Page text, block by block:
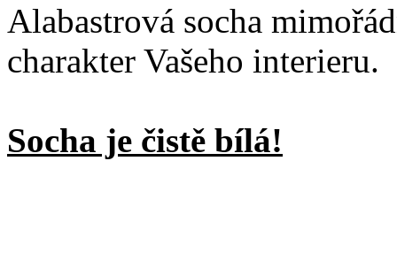
Alabastrová socha
charakter Vašeho interieru.
Socha je čistě bílá!